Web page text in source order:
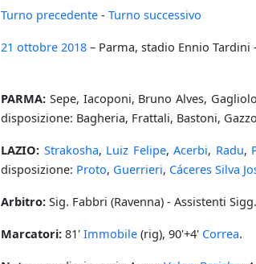
Turno precedente - Turno successivo
21 ottobre 2018 – Parma, stadio Ennio Tardini -
PARMA: Sepe, Iacoponi, Bruno Alves,
disposizione: Bagheria, Frattali, Bastoni,
LAZIO: Strakosha, Luiz Felipe,Acerbi, Radu,
disposizione: Proto, Guerrieri, Cáceres Silva
Arbitro: Sig. Fabbri (Ravenna) - Assistenti
Marcatori: 81' Immobile (rig), 90'+4' Correa.